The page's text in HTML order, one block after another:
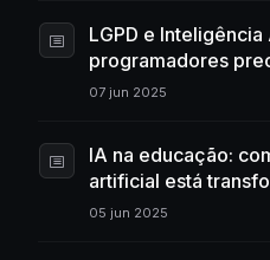
LGPD e
programadores
07 jun 2025
IA na educação:
artificial está
05 jun 2025